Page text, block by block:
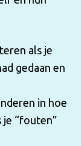
als je
gedaan en
in hoe
je “fouten”